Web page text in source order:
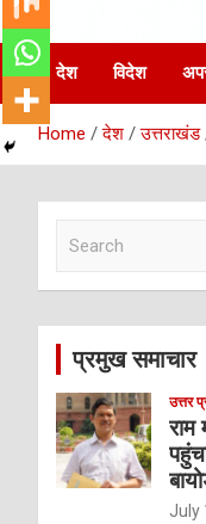
देश विदेश
Home देश उत्तराखंड
c
प्रमुख समाचार
उत्तर
July